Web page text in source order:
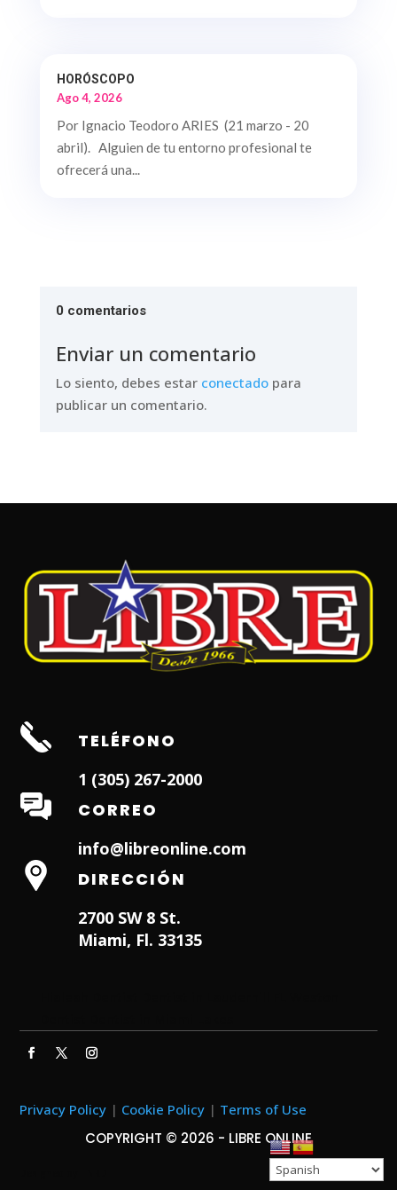
HORÓSCOPO
Ago 4, 2026
Por Ignacio Teodoro ARIES (21 marzo - 20
abril). Alguien de tu entorno profesional te
ofrecerá una...
0 comentarios
Enviar un comentario
Lo siento, debes estar conectadopara
publicar un comentario.
TELÉFONO
1 (305) 267-2000
CORREO
info@libreonline.com
DIRECCIÓN
2700 SW 8 St.
Miami, Fl. 33135
Privacy Policy | Cookie Policy | Terms of Use
COPYRIGHT © 2026 - LIBRE ONLINE